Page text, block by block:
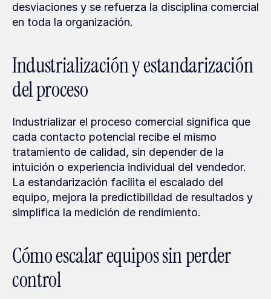
desviaciones y se refuerza la disciplina comercial
en toda la organización.
Industrialización y estandarización
del proceso
Industrializar el proceso comercial significa que
cada contacto potencial recibe el mismo
tratamiento de calidad, sin depender de la
intuición o experiencia individual del vendedor.
La estandarización facilita el escalado del
equipo, mejora la predictibilidad de resultados y
simplifica la medición de rendimiento.
Cómo escalar equipos sin perder
control